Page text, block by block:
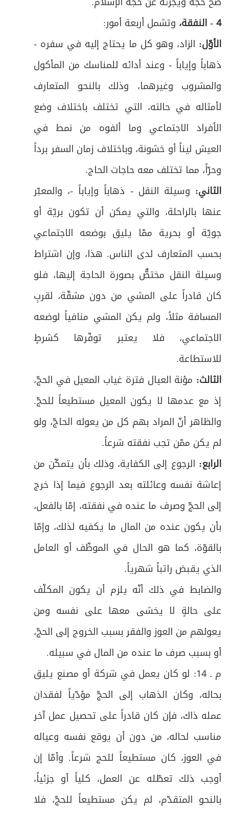
4 - النفقة،
وتشمل أربعة أمور:
الأوّل: الزاد، وهو كل ما يحتاج إليه في سفره -
ذهاباً وإياباً - وعند أدائه للمناسك من المأكول
والمشروب وغيرهما، وذلك بالنحو المتعارف
لأمثاله في حالته، التي تختلف باختلاف وضع
الأفراد الاجتماعي وما ألفوه من نمط في
العيش ليناً أو خشونة، وباختلاف زمان السفر برداً
وحرّاً، مما تختلف معه حاجات الحاج.
الثاني: وسيلة النقل - ذهاباً وإياباً -، والمعبّر
عنها بالراحلة، والتي يمكن أن تكون بريّة أو
جويّة أو بحرية ممّا يليق بوضعه الاجتماعي
بحسب المتعارف لدى الناس. هذا، وإن اشتراط
وسيلة النقل مختصٌّ بصورة الحاجة إليها، فلو
كان قادراً على المشي من دون مشقّة، لقربِ
المسافة مثلاً، ولم يكن المشي منافياً لوضعه
الاجتماعي، فلا يعتبر توفّرها كشرطٍ
للاستطاعة.
الثالث: مؤنة العيال فترة غياب المعيل في الحجّ،
إذ مع عدمها لا يكون المعيل مستطيعاً للحجّ.
والظاهر أنّ المراد بهم كل من يعوله الحاجّ، ولو
لم يكن ممّن تجب نفقته شرعاً.
الرابع: الرجوع إلى الكفاية، وذلك بأن يتمكّن من
إعاشة نفسه وعائلته بعد الرجوع فيما إذا خرج
إلى الحجّ وصرف ما عنده في نفقته، إمّا بالفعل،
بأن يكون عنده من المال ما يكفيه لذلك، وإمّا
بالقوّة، كما هو الحال في الموظّف أو العامل
الذي يقبض راتباً شهرياً.
والضابط في ذلك أنّه يلزم أن يكون المكلّف
على حالةٍ لا يخشى معها على نفسه ومن
يعولهم من العوز والفقر بسبب الخروج إلى الحجّ،
أو بسبب صرف ما عنده من المال في سبيله.
م ـ 14: لو كان يعمل في شركة أو مصنع يليق
بحاله، وكان الذهاب إلى الحجّ مؤدّياً لفقدان
عمله ذاك، فإن كان قادراً على تحصيل عمل آخر
مناسب لحاله، من دون أن يوقع نفسه وعياله
في العوز، كان مستطيعاً للحج شرعاً. وأمّا إن
أوجب ذلك تعطّله عن العمل، كلياً أو جزئياً،
بالنحو المتقدّم، لم يكن مستطيعاً للحجّ، فلا